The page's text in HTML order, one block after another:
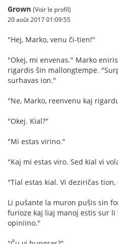
Grown (Voir le profil)
20 août 2017 01:09:55
"Hej, Marko, venu ĉi-tien!"
"Okej, mi envenas." Marko
rigardis ŝin mallongtempe.
surhavas ion."
"Ne, Marko, reenvenu kaj
"Okej. Kial?"
"Mi estas virino."
"Kaj mi estas viro. Sed kial vi
"Tial estas kial. Vi deziriĉas tion,
Li puŝante la muron puŝis sin
furioze kaj liaj manoj estis sur li
opiniino."